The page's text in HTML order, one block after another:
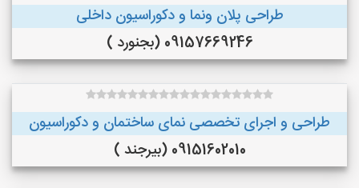
طراحی پلان ونما و دکوراسیون داخلی
09157669246 (بجنورد )
طراحی و اجرای تخصصی نمای ساختمان و دکوراسیون
09151602010 (بیرجند )